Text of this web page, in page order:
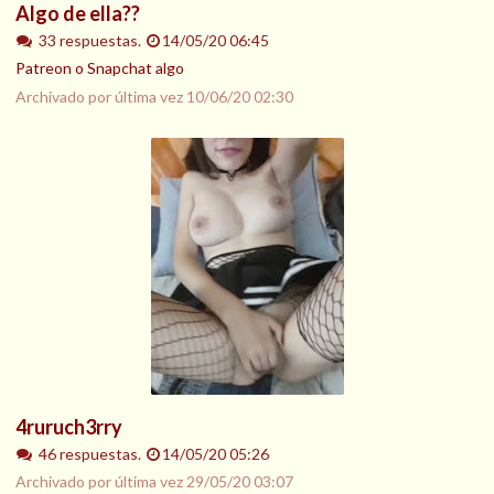
Algo de ella??
33 respuestas.
14/05/20 06:45
Patreon o Snapchat algo
Archivado por última vez 10/06/20 02:30
4ruruch3rry
46 respuestas.
14/05/20 05:26
Archivado por última vez29/05/20 03:07